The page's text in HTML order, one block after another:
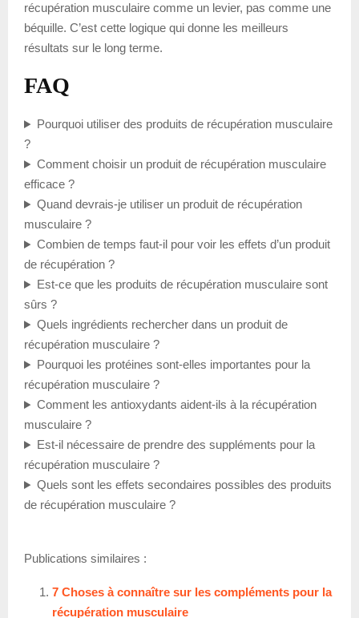
récupération musculaire comme un levier, pas comme une
béquille. C’est cette logique qui donne les meilleurs
résultats sur le long terme.
FAQ
Pourquoi utiliser des produits de récupération musculaire
?
Comment choisir un produit de récupération musculaire
efficace ?
Quand devrais-je utiliser un produit de récupération
musculaire ?
Combien de temps faut-il pour voir les effets d’un produit
de récupération ?
Est-ce que les produits de récupération musculaire sont
sûrs ?
Quels ingrédients rechercher dans un produit de
récupération musculaire ?
Pourquoi les protéines sont-elles importantes pour la
récupération musculaire ?
Comment les antioxydants aident-ils à la récupération
musculaire ?
Est-il nécessaire de prendre des suppléments pour la
récupération musculaire ?
Quels sont les effets secondaires possibles des produits
de récupération musculaire ?
Publications similaires :
7 Choses à connaître sur les compléments pour la
récupération musculaire